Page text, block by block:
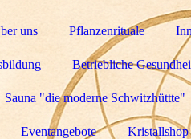
uns Pflanzenrituale
Betriebliche
Sauna "die moderne Schwitzhüttte"
Eventangebote Kristallshop